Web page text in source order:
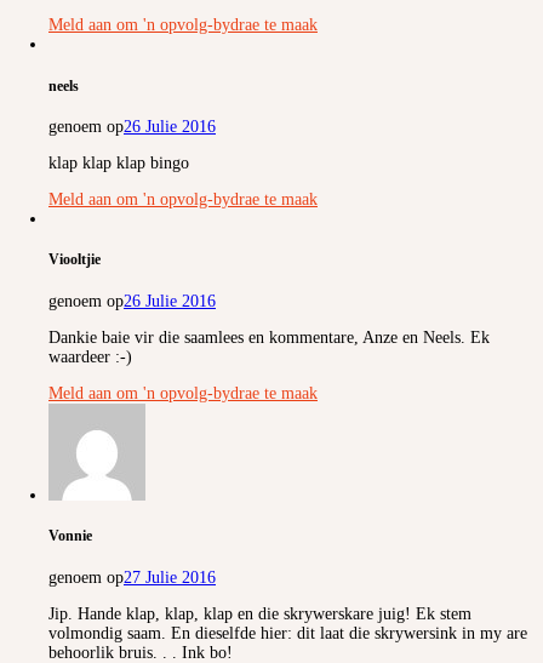
Meld aan om 'n opvolg-bydrae te maak
neels
genoem op26 Julie 2016
klap klap klap bingo
Meld aan om 'n opvolg-bydrae te maak
Viooltjie
genoem op26 Julie 2016
Dankie baie vir die saamlees en kommentare, Anze en Neels. Ek
waardeer :-)
Meld aan om 'n opvolg-bydrae te maak
Vonnie
genoem op27 Julie 2016
Jip. Hande klap, klap, klap en die skrywerskare juig! Ek stem
volmondig saam. En dieselfde hier: dit laat die skrywersink in my are
behoorlik bruis. . . Ink bo!